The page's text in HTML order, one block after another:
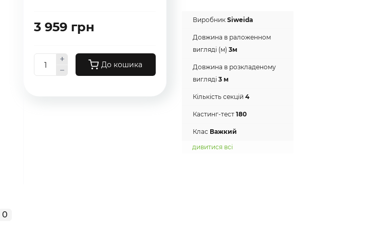
3 959 грн
До кошика
Виробник Siweida
Довжина в раложенном
вигляді (м) 3м
Довжина в розкладеному
вигляді 3 м
Кількість секцій 4
Кастинг-тест 180
Клас Важкий
дивитися всі
0